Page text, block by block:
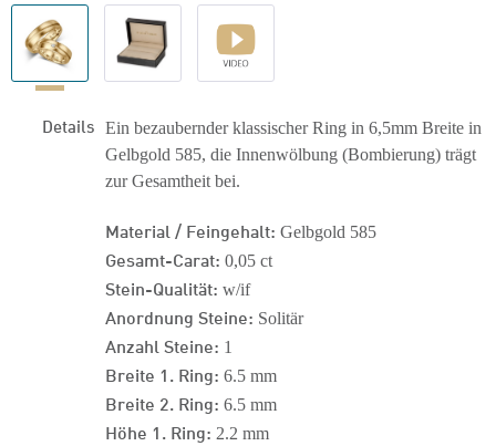
Details Ein bezaubernder klassischer Ring in 6,5mm Breite in
Gelbgold 585, die Innenwölbung (Bombierung) trägt
zur Gesamtheit bei.
Material / Feingehalt: Gelbgold 585
Gesamt-Carat: 0,05 ct
Stein-Qualität: w/if
Anordnung Steine: Solitär
Anzahl Steine: 1
Breite 1. Ring: 6.5 mm
Breite 2. Ring: 6.5 mm
Höhe 1. Ring: 2.2 mm